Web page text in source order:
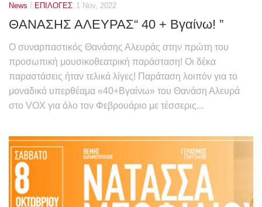
News / ΕΠΙΛΟΓΕΣ 1 Nov, 2022
ΘΑΝΑΣΗΣ ΑΛΕΥΡΑΣ“ 40 + Βγαίνω! ”
Ο συναρπαστικός Θανάσης Αλευράς στην πρώτη του
προσωπική μουσικοθεατρική παράσταση! Οι δέκα
παραστάσεις ήταν τελικά λίγες! Παράταση λοιπόν για το
μοναδικό υπερθέαμα «40+Βγαίνω» του Θανάση Αλευρά
στο VOX για όλο τον Φεβρουάριο με τέσσερις...